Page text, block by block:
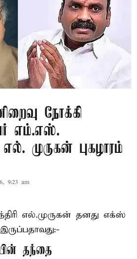
நோக்கி
எம்.எஸ்.
முருகன் புகழாரம்
9:23 am
எல்.முருகன் தனது எக்ஸ்
தந்தை